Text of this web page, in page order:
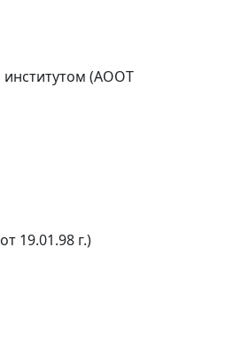
институтом (АООТ
19.01.98 г.)